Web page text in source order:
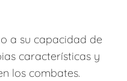
a su capacidad de
características y
los combates.